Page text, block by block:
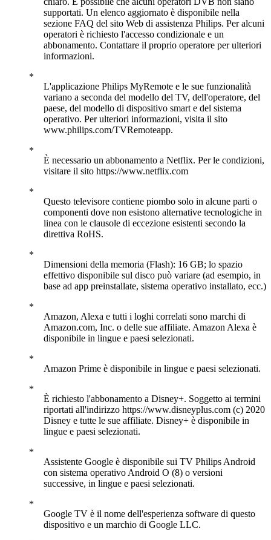
supportati. Un elenco aggiornato è disponibile nella
sezione FAQ del sito Web di assistenza Philips. Per alcuni
operatori è richiesto l'accesso condizionale e un
abbonamento. Contattare il proprio operatore per ulteriori
informazioni.
L'applicazione Philips MyRemote e le sue funzionalità
variano a seconda del modello del TV, dell'operatore, del
paese, del modello di dispositivo smart e del sistema
operativo. Per ulteriori informazioni, visita il sito
www.philips.com/TVRemoteapp.
È necessario un abbonamento a Netflix. Per le condizioni,
visitare il sito https://www.netflix.com
Questo televisore contiene piombo solo in alcune parti o
componenti dove non esistono alternative tecnologiche in
linea con le clausole di eccezione esistenti secondo la
direttiva RoHS.
Dimensioni della memoria (Flash): 16 GB; lo spazio
effettivo disponibile sul disco può variare (ad esempio, in
base ad app preinstallate, sistema operativo installato, ecc.)
Amazon, Alexa e tutti i loghi correlati sono marchi di
Amazon.com, Inc. o delle sue affiliate. Amazon Alexa è
disponibile in lingue e paesi selezionati.
Amazon Prime è disponibile in lingue e paesi selezionati.
È richiesto l'abbonamento a Disney+. Soggetto ai termini
riportati all'indirizzo https://www.disneyplus.com (c) 2020
Disney e tutte le sue affiliate. Disney+ è disponibile in
lingue e paesi selezionati.
Assistente Google è disponibile sui TV Philips Android
con sistema operativo Android O (8) o versioni
successive, in lingue e paesi selezionati.
Google TV è il nome dell'esperienza software di questo
dispositivo e un marchio di Google LLC.